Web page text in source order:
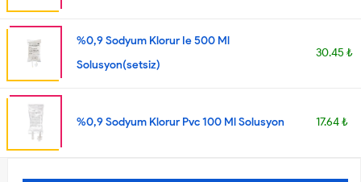
%0,9 Sodyum Klorur Ie 500 Ml
Solusyon(setsiz)
30.45 ₺
%0,9 Sodyum Klorur Pvc 100 Ml Solusyon 17.64 ₺